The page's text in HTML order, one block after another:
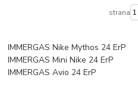
strana
IMMERGAS Nike Mythos 24 ErP
IMMERGAS Mini Nike 24 ErP
IMMERGAS Avio 24 ErP